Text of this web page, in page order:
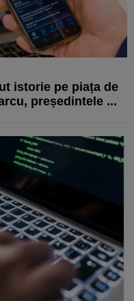
istorie pe piața de
președintele ...